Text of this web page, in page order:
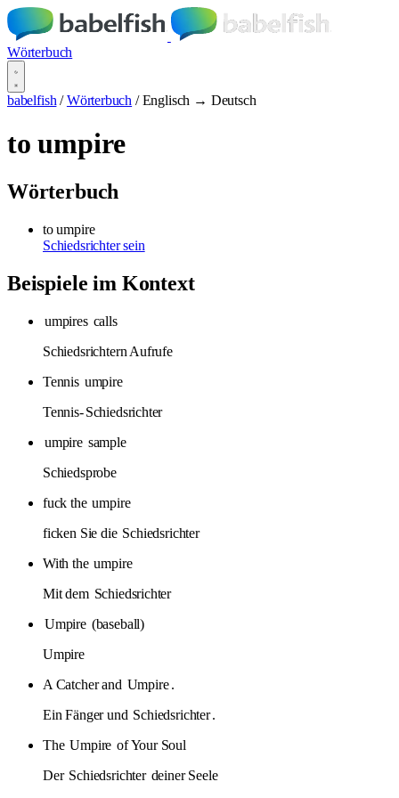
Wörterbuch
babelfish / Wörterbuch / Englisch → Deutsch
to umpire
Wörterbuch
to umpire
Schiedsrichter sein
Beispiele im Kontext
umpires calls
Schiedsrichtern Aufrufe
Tennis umpire
Tennis-Schiedsrichter
umpire sample
Schiedsprobe
fuck the umpire
ficken Sie die Schiedsrichter
With the umpire
Mit dem Schiedsrichter
Umpire (baseball)
Umpire
A Catcher and Umpire .
Ein Fänger und Schiedsrichter.
The Umpire of Your Soul
Der Schiedsrichter deiner Seele